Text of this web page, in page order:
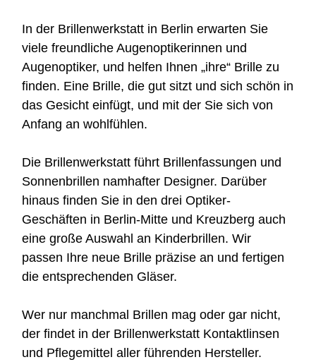
In der Brillenwerkstatt in Berlin erwarten Sie
viele freundliche Augenoptikerinnen und
Augenoptiker, und helfen Ihnen „ihre“ Brille zu
finden. Eine Brille, die gut sitzt und sich schön in
das Gesicht einfügt, und mit der Sie sich von
Anfang an wohlfühlen.
Die Brillenwerkstatt führt Brillenfassungen und
Sonnenbrillen namhafter Designer. Darüber
hinaus finden Sie in den drei Optiker-
Geschäften in Berlin-Mitte und Kreuzberg auch
eine große Auswahl an Kinderbrillen. Wir
passen Ihre neue Brille präzise an und fertigen
die entsprechenden Gläser.
Wer nur manchmal Brillen mag oder gar nicht,
der findet in der Brillenwerkstatt Kontaktlinsen
und Pflegemittel aller führenden Hersteller.